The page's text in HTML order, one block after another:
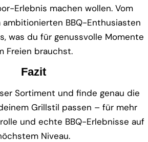
Erlebnis machen wollen. Vom
ambitionierten BBQ-Enthusiasten
was du für genussvolle Momente
Freien brauchst.
Fazit
Sortiment und finde genau die
Grillstil passen – für mehr
und echte BBQ-Erlebnisse auf
Niveau.